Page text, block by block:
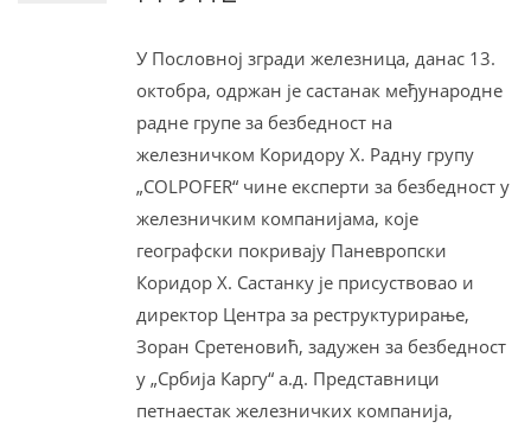
У Пословној згради железница, данас 13.
октобра, одржан је састанак међународне
радне групе за безбедност на
железничком Коридору Х. Радну групу
„COLPOFER“ чине експерти за безбедност у
железничким компанијама, које
географски покривају Паневропски
Коридор Х. Састанку је присуствовао и
директор Центра за реструктурирање,
Зоран Сретеновић, задужен за безбедност
у „Србија Каргу“ а.д. Представници
петнаестак железничких компанија,